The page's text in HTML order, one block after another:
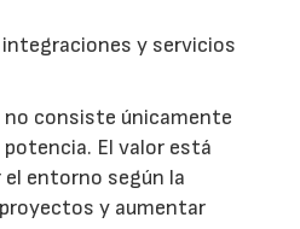
y servicios
no consiste únicamente
El valor está
entorno según la
y aumentar